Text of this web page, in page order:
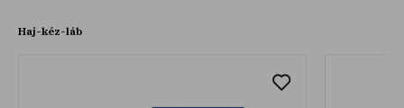
Haj-kéz-láb